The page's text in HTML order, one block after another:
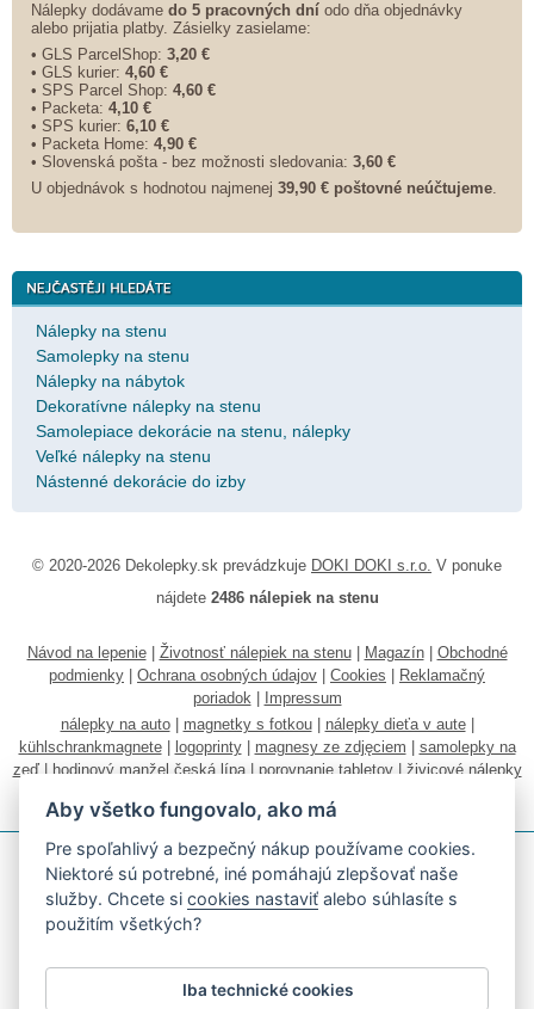
Nálepky dodávame do 5 pracovných dní odo dňa objednávky
alebo prijatia platby. Zásielky zasielame:
• GLS ParcelShop: 3,20 €
• GLS kurier: 4,60 €
• SPS Parcel Shop: 4,60 €
• Packeta: 4,10 €
• SPS kurier: 6,10 €
• Packeta Home: 4,90 €
• Slovenská pošta - bez možnosti sledovania: 3,60 €
U objednávok s hodnotou najmenej 39,90 € poštovné neúčtujeme.
Nálepky na stenu
Samolepky na stenu
Nálepky na nábytok
Dekoratívne nálepky na stenu
Samolepiace dekorácie na stenu, nálepky
Veľké nálepky na stenu
Nástenné dekorácie do izby
© 2020-2026 Dekolepky.sk prevádzkuje DOKI DOKI s.r.o. V ponuke
nájdete 2486 nálepiek na stenu
Návod na lepenie| Životnosť nálepiek na stenu| Magazín| Obchodné
podmienky
Ochrana osobných údajov Cookies
Reklamačný
poriadok|
Impressum
nálepky na auto| magnetky s fotkou| nálepky dieťa v aute|
kühlschrankmagnete| logoprinty| magnesy ze zdjęciem
samolepky na
zeď| hodinový manžel česká lípa| porovnanie tabletov| živicové nálepky
Aby všetko fungovalo, ako má
Pre spoľahlivý a bezpečný nákup používame cookies.
Niektoré sú potrebné, iné pomáhajú zlepšovať naše
služby. Chcete sicookies nastaviť alebo súhlasíte s
použitím všetkých?
Iba technické cookies